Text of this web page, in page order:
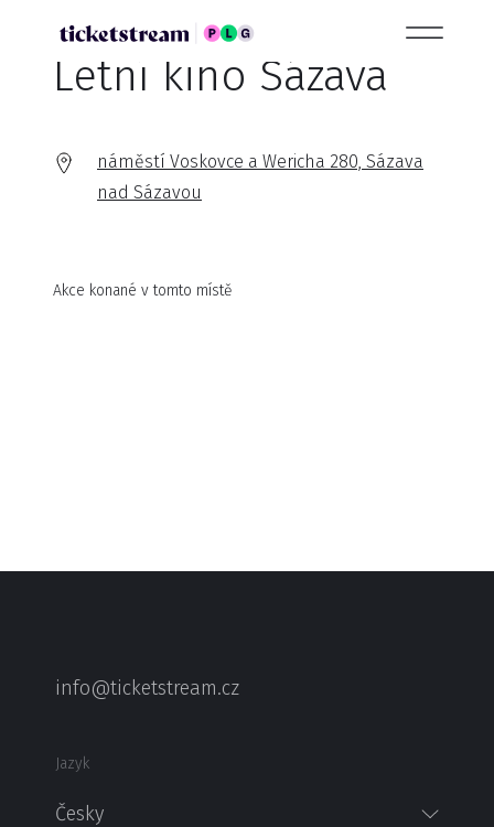
Letní kino Sázava
náměstí Voskovce a Wericha 280, Sázava
nad Sázavou
Akce konané v tomto místě
info@ticketstream.cz
Jazyk
Česky